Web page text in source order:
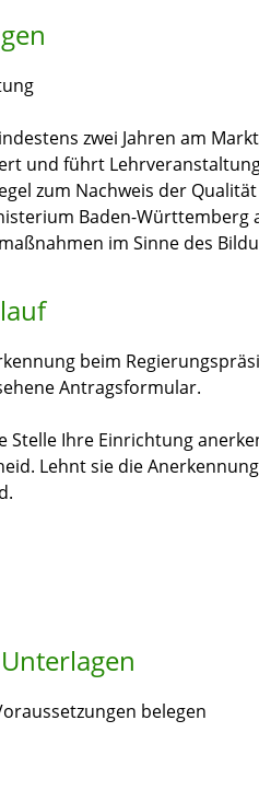
zwei Jahren am
und führt
zum Nachweis der
Baden-
im Sinne des
beim
Antragsformular.
Stelle Ihre Einrichtung
Lehnt sie die
belegen